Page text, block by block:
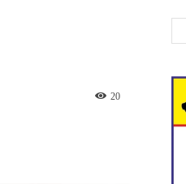
20